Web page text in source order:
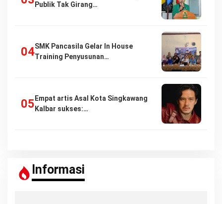
Publik Tak Girang…
SMK Pancasila Gelar In House
Training Penyusunan…
Empat artis Asal Kota Singkawang
Kalbar sukses:…
Informasi